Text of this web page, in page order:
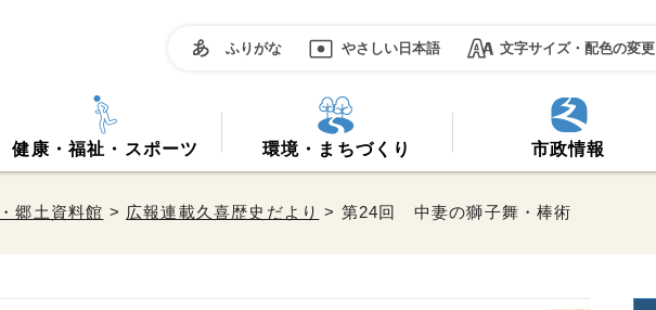
ふりがな やさしい日本語 文字サイズ・配色の変更
健康・福祉・スポーツ 環境・まちづくり 市政情報
郷土資料館 > 広報連載久喜歴史だより > 第24回 中妻の獅子舞・棒術